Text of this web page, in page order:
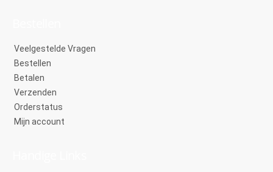
Veelgestelde Vragen
Bestellen
Betalen
Verzenden
Orderstatus
Mijn account